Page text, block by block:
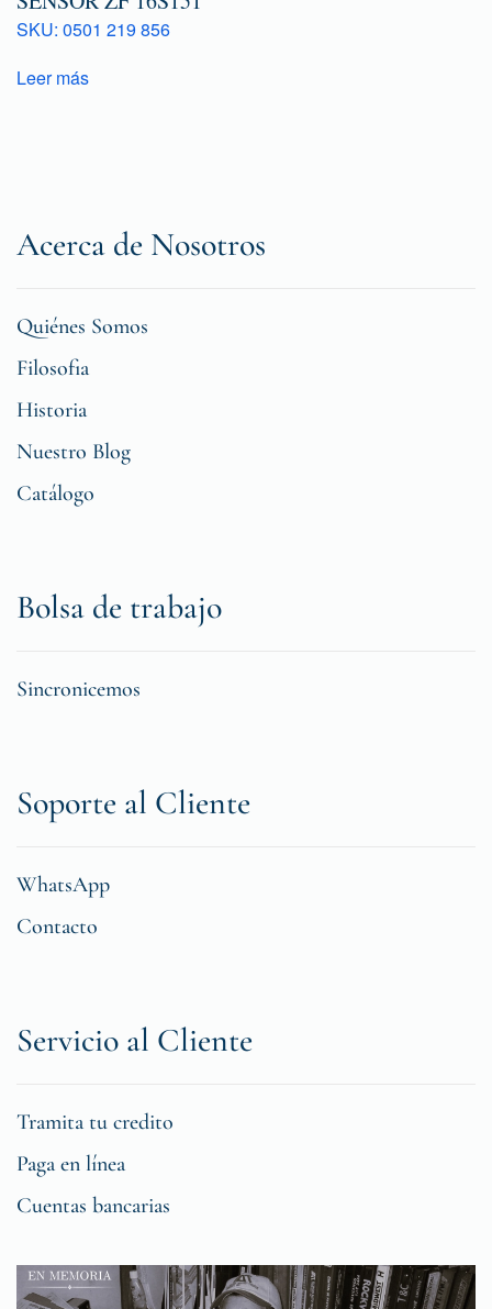
SKU: 0501 219 856
Leer más
Acerca de Nosotros
Quiénes Somos
Filosofia
Historia
Nuestro Blog
Catálogo
Bolsa de trabajo
Sincronicemos
Soporte al Cliente
WhatsApp
Contacto
Servicio al Cliente
Tramita tu credito
Paga en línea
Cuentas bancarias